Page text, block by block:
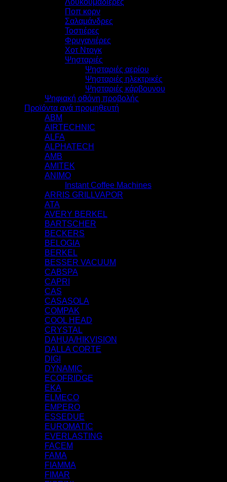
Ποπ κορν
Σαλαμάνδρες
Τοστιέρες
Φρυγανιέρες
Χοτ Ντογκ
Ψησταριές
Ψησταριές αερίου
Ψησταριές ηλεκτρικές
Ψησταριές κάρβουνου
Ψηφιακή οθόνη προβολής
Προϊόντα ανά προμηθευτή
ABM
AIRTECHNIC
ALFA
ALPHATECH
AMB
AMITEK
ANIMO
Instant Coffee Machines
ARRIS GRILLVAPOR
ATA
AVERY BERKEL
BARTSCHER
BECKERS
BELOGIA
BERKEL
BESSER VACUUM
CABSPA
CAPRI
CAS
CASASOLA
COMPAK
COOL HEAD
CRYSTAL
DAHUA/HIKVISION
DALLA CORTE
DIGI
DYNAMIC
ECOFRIDGE
EKA
ELMECO
EMPERO
ESSEDUE
EUROMATIC
EVERLASTING
FACEM
FAMA
FIAMMA
FIMAR